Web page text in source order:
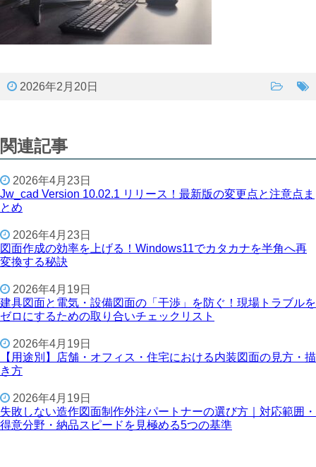
2026年2月20日
関連記事
2026年4月23日
Jw_cad Version 10.02.1 リリース！最新版の変更点と注意点ま
とめ
2026年4月23日
図面作成の効率を上げる！Windows11でカタカナを半角へ再
変換する秘訣
2026年4月19日
建具図面と電気・設備図面の「干渉」を防ぐ！現場トラブルを
ゼロにするための取り合いチェックリスト
2026年4月19日
【用途別】店舗・オフィス・住宅における内装図面の見方・描
き方
2026年4月19日
失敗しない造作図面制作外注パートナーの選び方｜対応範囲・
得意分野・納品スピードを見極める5つの基準